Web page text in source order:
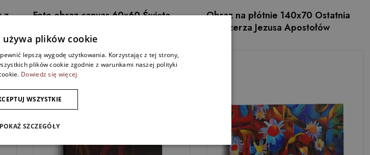
z
Foto obraz canvas 60x60 Święta
Obraz na płótnie 140x70 Ostatnia
Wieczerza Jezusa Apostołów
używa plików cookie
lepszą wygodę użytkowania. Korzystając z tej strony,
plików cookie zgodnie z warunkami naszej polityki
Dowiedz się więcej
WSZYSTKIE
POKAŻ SZCZEGÓŁY